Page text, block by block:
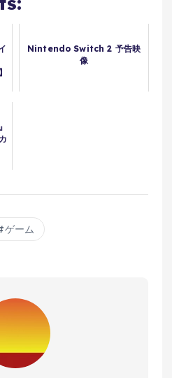
Nintendo Switch 2 予告映
像
ゲーム